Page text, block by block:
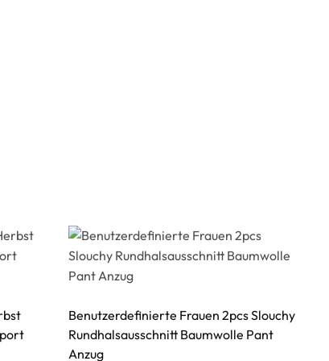
Benutzerdefinierte Frauen 2pcs Slouchy
Rundhalsausschnitt Baumwolle Pant
Anzug